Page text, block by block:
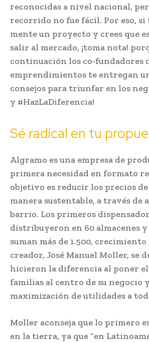
reconocidas a nivel nacional,
recorrido no fue fácil. Por eso, si
mente un proyecto y crees que
salir al mercado, ¡toma nota!
continuación los co-fundadores
emprendimientos te entregan
consejos para triunfar en los
y #HazLaDiferencia!
Sé radical en tu
Algramo es una empresa de
primera necesidad en formato
objetivo es reducir los precios
manera sustentable, a través de
barrio. Los primeros
distribuyeron en 60 almacenes
suman más de 1.500, crecimiento
creador, José Manuel Moller, se
hicieron la diferencia al poner el
familias al centro de su negocio
maximización de utilidades a
Moller aconseja que lo primero
en la tierra, ya que “en